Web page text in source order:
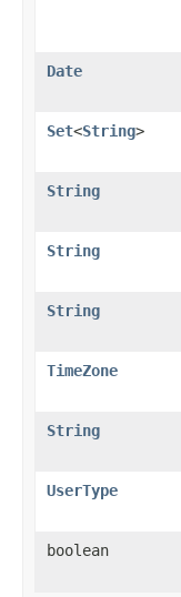
Date
Set<String>
String
String
String
TimeZone
String
UserType
boolean